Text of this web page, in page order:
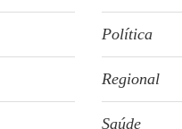
Política
Regional
Saúde